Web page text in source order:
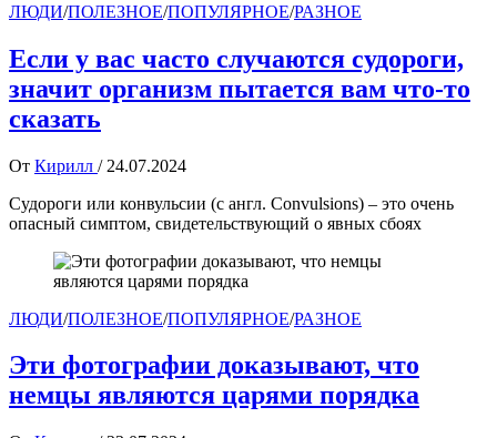
ЛЮДИ/ПОЛЕЗНОЕ/ПОПУЛЯРНОЕ/РАЗНОЕ
Если у вас часто случаются судороги,
значит организм пытается вам что-то
сказать
От Кирилл / 24.07.2024
Судороги или конвульсии (с англ. Convulsions) – это очень
опасный симптом, свидетельствующий о явных сбоях
ЛЮДИ/ПОЛЕЗНОЕ/ПОПУЛЯРНОЕ/РАЗНОЕ
Эти фотографии доказывают, что
немцы являются царями порядка